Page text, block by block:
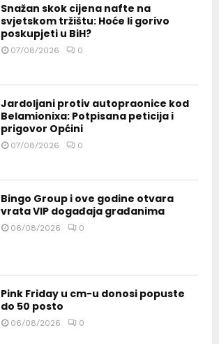
Snažan skok cijena nafte na
svjetskom tržištu: Hoće li gorivo
poskupjeti u BiH?
07/08/2026 0
Jardoljani protiv autopraonice kod
Belamionixa: Potpisana peticija i
prigovor Općini
07/08/2026 0
Bingo Group i ove godine otvara
vrata VIP događaja građanima
06/08/2026 0
Pink Friday u cm-u donosi popuste
do 50 posto
06/08/2026 0